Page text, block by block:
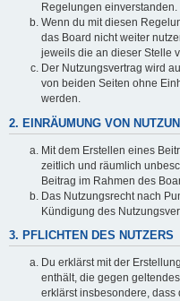
Regelungen einverstanden.
Wenn du mit diesen
das Board nicht weiter
jeweils die an dieser Stelle
Der Nutzungsvertrag wird
von beiden Seiten ohne
werden.
2. EINRÄUMUNG VON
Mit dem Erstellen eines
zeitlich und räumlich
Beitrag im Rahmen des
Das Nutzungsrecht nach
Kündigung des
3. PFLICHTEN DES NUTZERS
Du erklärst mit der
enthält, die gegen
erklärst insbesondere, dass